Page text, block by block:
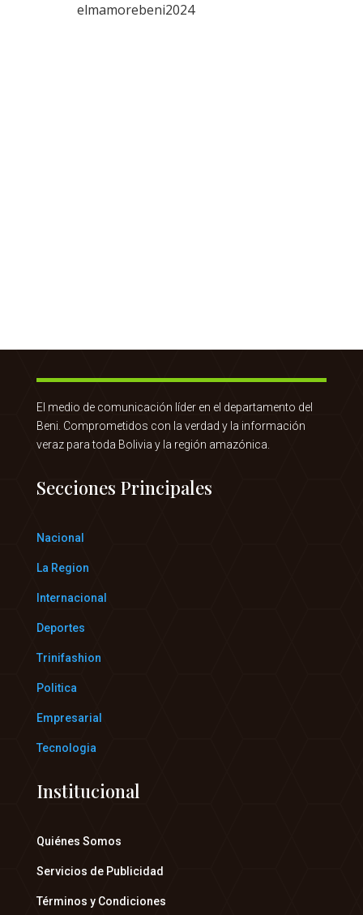
elmamorebeni2024
El medio de comunicación líder en el departamento del
Beni. Comprometidos con la verdad y la información
veraz para toda Bolivia y la región amazónica.
Secciones Principales
Nacional
La Region
Internacional
Deportes
Trinifashion
Politica
Empresarial
Tecnologia
Institucional
Quiénes Somos
Servicios de Publicidad
Términos y Condiciones